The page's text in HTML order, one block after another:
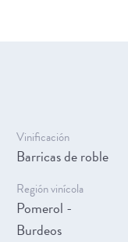
Vinificación
Barricas de roble
Región vinícola
Pomerol -
Burdeos